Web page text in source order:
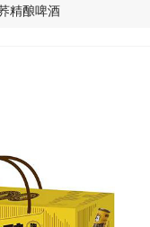
精酿啤酒